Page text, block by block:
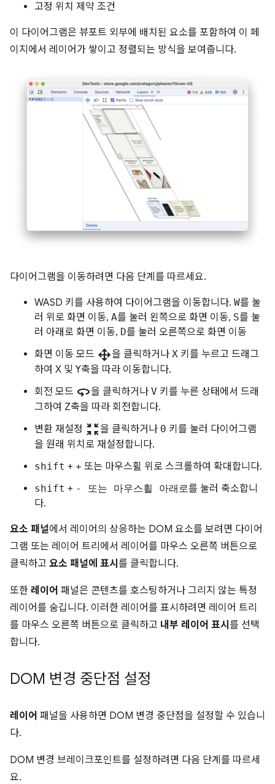
고정 위치 제약 조건
이 다이어그램은 뷰포트 외부에 배치된 요소를 포함하여 이 페
이지에서 레이어가 쌓이고 정렬되는 방식을 보여줍니다.
다이어그램을 이동하려면 다음 단계를 따르세요.
WASD 키를 사용하여 다이어그램을 이동합니다. W를 눌
러 위로 화면 이동, A를 눌러 왼쪽으로 화면 이동, S를 눌
러 아래로 화면 이동, D를 눌러 오른쪽으로 화면 이동
화면 이동 모드 drag_pan을 클릭하거나 X 키를 누르고 드래그
하여 X 및 Y축을 따라 이동합니다.
회전 모드 360을 클릭하거나 V 키를 누른 상태에서 드래
그하여 Z축을 따라 회전합니다.
변환 재설정 zoom_in_map을 클릭하거나 0 키를 눌러 다이어그램
을 원래 위치로 재설정합니다.
shift + + 또는 마우스휠 위로 스크롤하여 확대합니다.
shift + - 또는 마우스휠 아래로를 눌러 축소합니
다.
요소 패널에서 레이어의 상응하는 DOM 요소를 보려면 다이어
그램 또는 레이어 트리에서 레이어를 마우스 오른쪽 버튼으로
클릭하고 요소 패널에 표시 를 클릭합니다.
또한 레이어 패널은 콘텐츠를 호스팅하거나 그리지 않는 특정
레이어를 숨깁니다. 이러한 레이어를 표시하려면 레이어 트리
를 마우스 오른쪽 버튼으로 클릭하고 내부 레이어 표시 를 선택
합니다.
DOM 변경 중단점 설정
레이어 패널을 사용하면 DOM 변경 중단점을 설정할 수 있습니
다.
DOM 변경 브레이크포인트를 설정하려면 다음 단계를 따르세
요.